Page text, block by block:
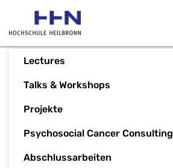
Lectures
Talks & Workshops
Projekte
Psychosocial Cancer Consulting
Abschlussarbeiten